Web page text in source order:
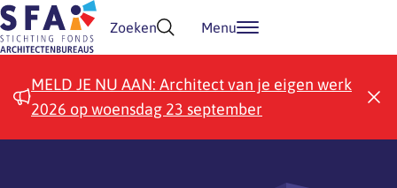
Doorgaan naar inhoud
Zoeken Menu
MELD JE NU AAN: Architect van je eigen werk
2026 op woensdag 23 september